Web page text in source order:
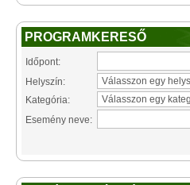
PROGRAMKERESŐ
Időpont:
Helyszín:
Kategória:
Esemény neve: